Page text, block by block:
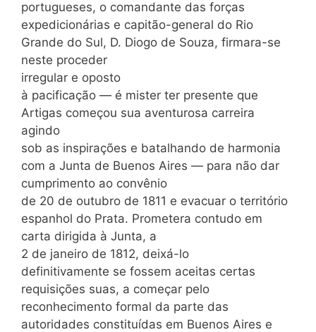
portugueses, o comandante das forças
expedicionárias e capitão-general do Rio
Grande do Sul, D. Diogo de Souza, firmara-se
neste proceder
irregular e oposto
à pacificação — é mister ter presente que
Artigas começou sua aventurosa carreira
agindo
sob as inspirações e batalhando de harmonia
com a Junta de Buenos Aires — para não dar
cumprimento ao convênio
de 20 de outubro de 1811 e evacuar o território
espanhol do Prata. Prometera contudo em
carta dirigida à Junta, a
2 de janeiro de 1812, deixá-lo
definitivamente se fossem aceitas certas
requisições suas, a começar pelo
reconhecimento formal da parte das
autoridades constituídas em Buenos Aires e